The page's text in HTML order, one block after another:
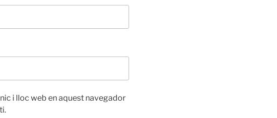
i lloc web en aquest navegador